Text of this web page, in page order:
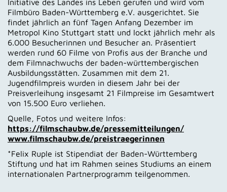
Initiative des Landes ins Leben gerufen und wird vom
Filmbüro Baden-Württemberg e.V. ausgerichtet. Sie
findet jährlich an fünf Tagen Anfang Dezember im
Metropol Kino Stuttgart statt und lockt jährlich mehr als
6.000 Besucherinnen und Besucher an. Präsentiert
werden rund 60 Filme von Profis aus der Branche und
dem Filmnachwuchs der baden-württembergischen
Ausbildungsstätten. Zusammen mit dem 21.
Jugendfilmpreis wurden in diesem Jahr bei der
Preisverleihung insgesamt 21 Filmpreise im Gesamtwert
von 15.500 Euro verliehen.
Quelle, Fotos und weitere Infos:
https://filmschaubw.de/pressemitteilungen/
www.filmschaubw.de/preistraegerinnen
*Felix Ruple ist Stipendiat der Baden-Württemberg
Stiftung und hat im Rahmen seines Studiums an einem
internationalen Partnerprogramm teilgenommen.